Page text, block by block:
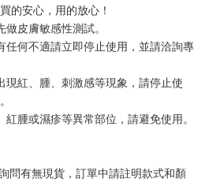
的安心，用的放心！
皮膚敏感性測試。
任何不適請立即停止使用，並請洽詢專
現紅、腫、刺激感等現象，請停止使
腫或濕疹等異常部位，請避免使用。
問有無現貨，訂單中請註明款式和顏